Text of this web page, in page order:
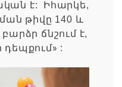
է: Իհարկե,
թիվը 140 և
ճնշում է,
դեպքում» :